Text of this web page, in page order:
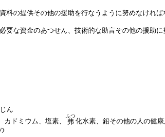
の提供その他の援助を行なうように努めなければ
な資金のあつせん、技術的な助言その他の援助に
ん
ドミウム、塩素、 弗
ふつ
化水素、鉛その他の人の健